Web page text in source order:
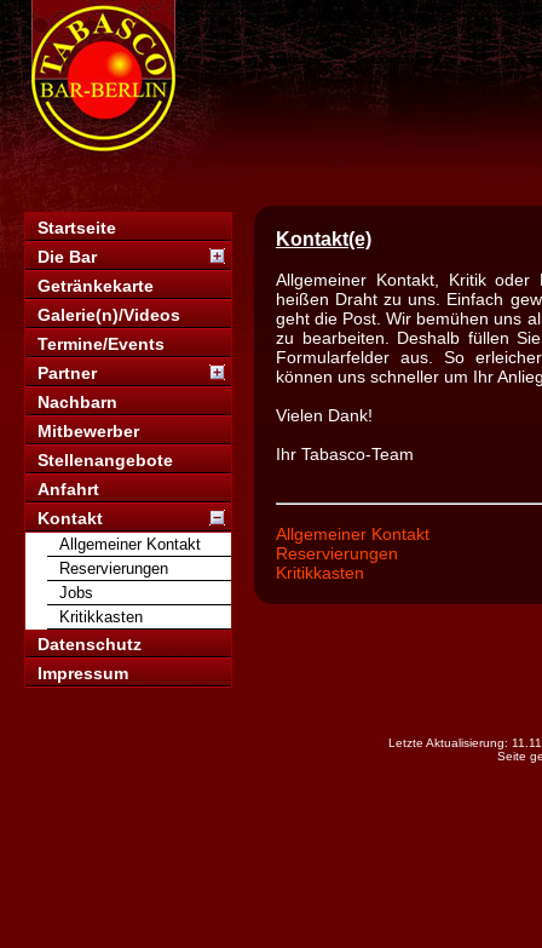
Startseite
Die Bar
Getränkekarte
Galerie(n)/Videos
Termine/Events
Partner
Nachbarn
Mitbewerber
Stellenangebote
Anfahrt
Kontakt
Allgemeiner Kontakt
Reservierungen
Jobs
Kritikkasten
Datenschutz
Impressum
Kontakt(e)
Allgemeiner Kontakt, Kritik
heißen Draht zu uns. Einfach
geht die Post. Wir bemühen uns
zu bearbeiten. Deshalb füllen
Formularfelder aus. So
können uns schneller um Ihr
Vielen Dank!
Ihr Tabasco-Team
Allgemeiner Kontakt
Reservierungen
Kritikkasten
Letzte Aktualisierung:
Seite